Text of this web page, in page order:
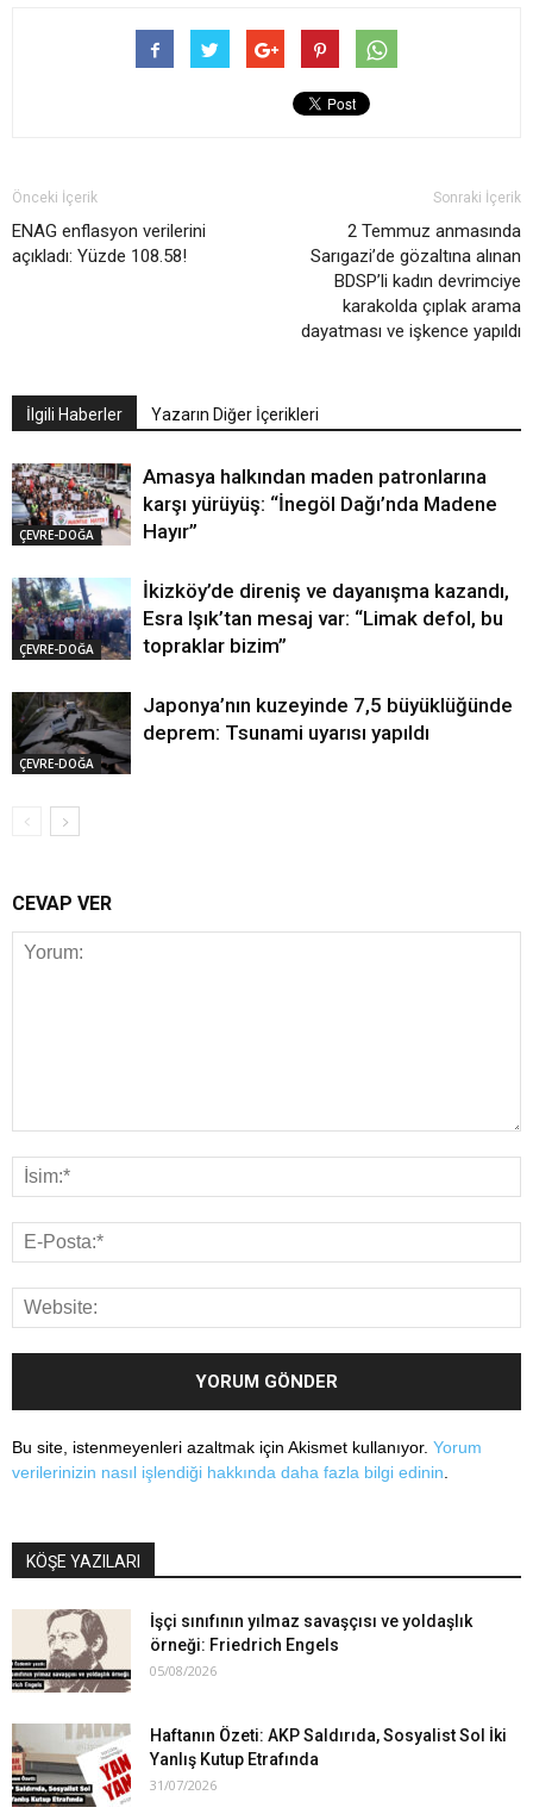
Önceki İçerik
ENAG enflasyon verilerini
açıkladı: Yüzde 108.58!
Sonraki İçerik
2 Temmuz anmasında
Sarıgazi’de gözaltına alınan
BDSP’li kadın devrimciye
karakolda çıplak arama
dayatması ve işkence yapıldı
İlgili Haberler Yazarın Diğer İçerikleri
ÇEVRE-DOĞA
Amasya halkından maden patronlarına
karşı yürüyüş: “İnegöl Dağı’nda Madene
Hayır”
ÇEVRE-DOĞA
İkizköy’de direniş ve dayanışma kazandı,
Esra Işık’tan mesaj var: “Limak defol, bu
topraklar bizim”
ÇEVRE-DOĞA
Japonya’nın kuzeyinde 7,5 büyüklüğünde
deprem: Tsunami uyarısı yapıldı
CEVAP VER
Bu site, istenmeyenleri azaltmak için Akismet kullanıyor. Yorum
verilerinizin nasıl işlendiği hakkında daha fazla bilgi edinin
KÖŞE YAZILARI
İşçi sınıfının yılmaz savaşçısı ve yoldaşlık
örneği: Friedrich Engels
05/08/2026
Haftanın Özeti: AKP Saldırıda, Sosyalist Sol İki
Yanlış Kutup Etrafında
31/07/2026